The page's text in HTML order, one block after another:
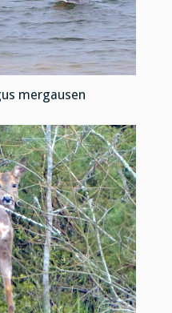
mergausen